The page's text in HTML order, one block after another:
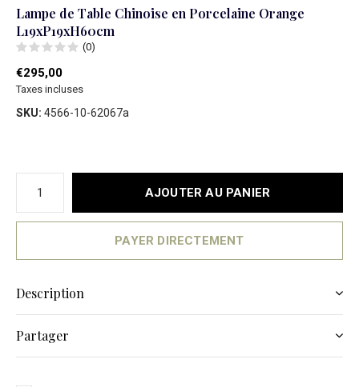
Lampe de Table Chinoise en Porcelaine Orange
L19xP19xH60cm
(0)
€295,00
Taxes incluses
SKU: 4566-10-62067a
AJOUTER AU PANIER
PAYER DIRECTEMENT
Description
Partager